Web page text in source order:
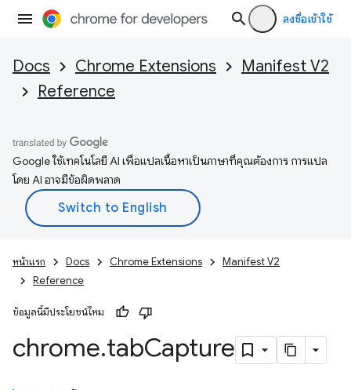
ลงชื่อเข้าใช้
Docs Chrome Extensions
Manifest V2
Reference
Google ใช้เทคโนโลยี AI เพื่อแปลเนื้อหาเป็นภาษาที่คุณต้องการ การแปล
โดย AI อาจมีข้อผิดพลาด
หน้าแรก Docs Chrome Extensions
Manifest V2
Reference
ข้อมูลนี้มีประโยชน์ไหม
chrome.tabCapture